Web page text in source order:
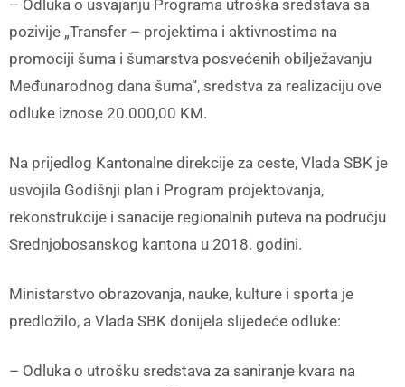
– Odluka o usvajanju Programa utroška sredstava sa
pozivije „Transfer – projektima i aktivnostima na
promociji šuma i šumarstva posvećenih obilježavanju
Međunarodnog dana šuma“, sredstva za realizaciju ove
odluke iznose 20.000,00 KM.
Na prijedlog Kantonalne direkcije za ceste, Vlada SBK je
usvojila Godišnji plan i Program projektovanja,
rekonstrukcije i sanacije regionalnih puteva na području
Srednjobosanskog kantona u 2018. godini.
Ministarstvo obrazovanja, nauke, kulture i sporta je
predložilo, a Vlada SBK donijela slijedeće odluke:
– Odluka o utrošku sredstava za saniranje kvara na